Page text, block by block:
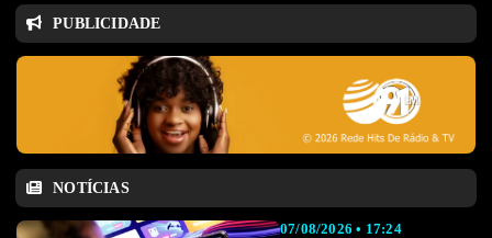
PUBLICIDADE
NOTÍCIAS
07/08/2026 • 17:24